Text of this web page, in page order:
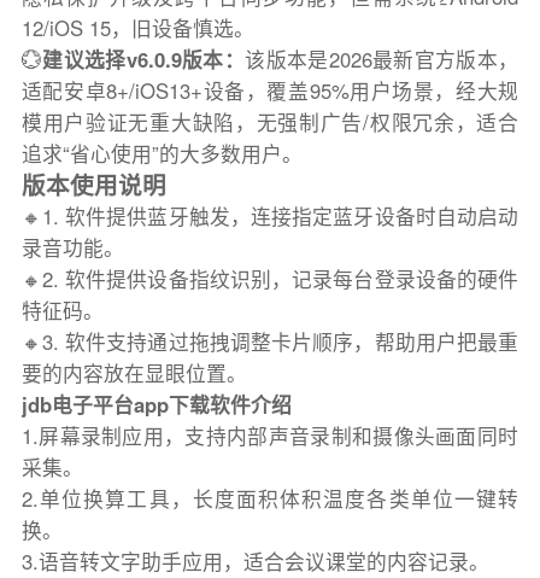
12/iOS 15，旧设备慎选。
💮建议选择v6.0.9版本：该版本是2026最新官方版本，
适配安卓8+/iOS13+设备，覆盖95%用户场景，经大规
模用户验证无重大缺陷，无强制广告/权限冗余，适合
追求“省心使用”的大多数用户。
版本使用说明
🔸1. 软件提供蓝牙触发，连接指定蓝牙设备时自动启动
录音功能。
🔸2. 软件提供设备指纹识别，记录每台登录设备的硬件
特征码。
🔸3. 软件支持通过拖拽调整卡片顺序，帮助用户把最重
要的内容放在显眼位置。
jdb电子平台app下载软件介绍
1.屏幕录制应用，支持内部声音录制和摄像头画面同时
采集。
2.单位换算工具，长度面积体积温度各类单位一键转
换。
3.语音转文字助手应用，适合会议课堂的内容记录。